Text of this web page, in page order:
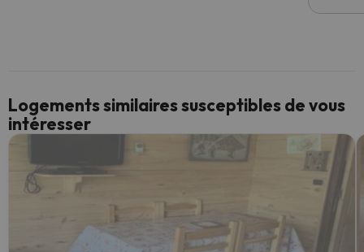
Logements similaires susceptibles de vous
intéresser